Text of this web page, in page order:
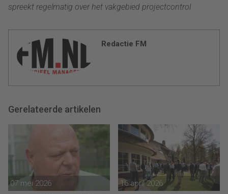
spreekt regelmatig over het vakgebied projectcontrol
Redactie FM
Gerelateerde artikelen
07 mei 2026 16 april 2026